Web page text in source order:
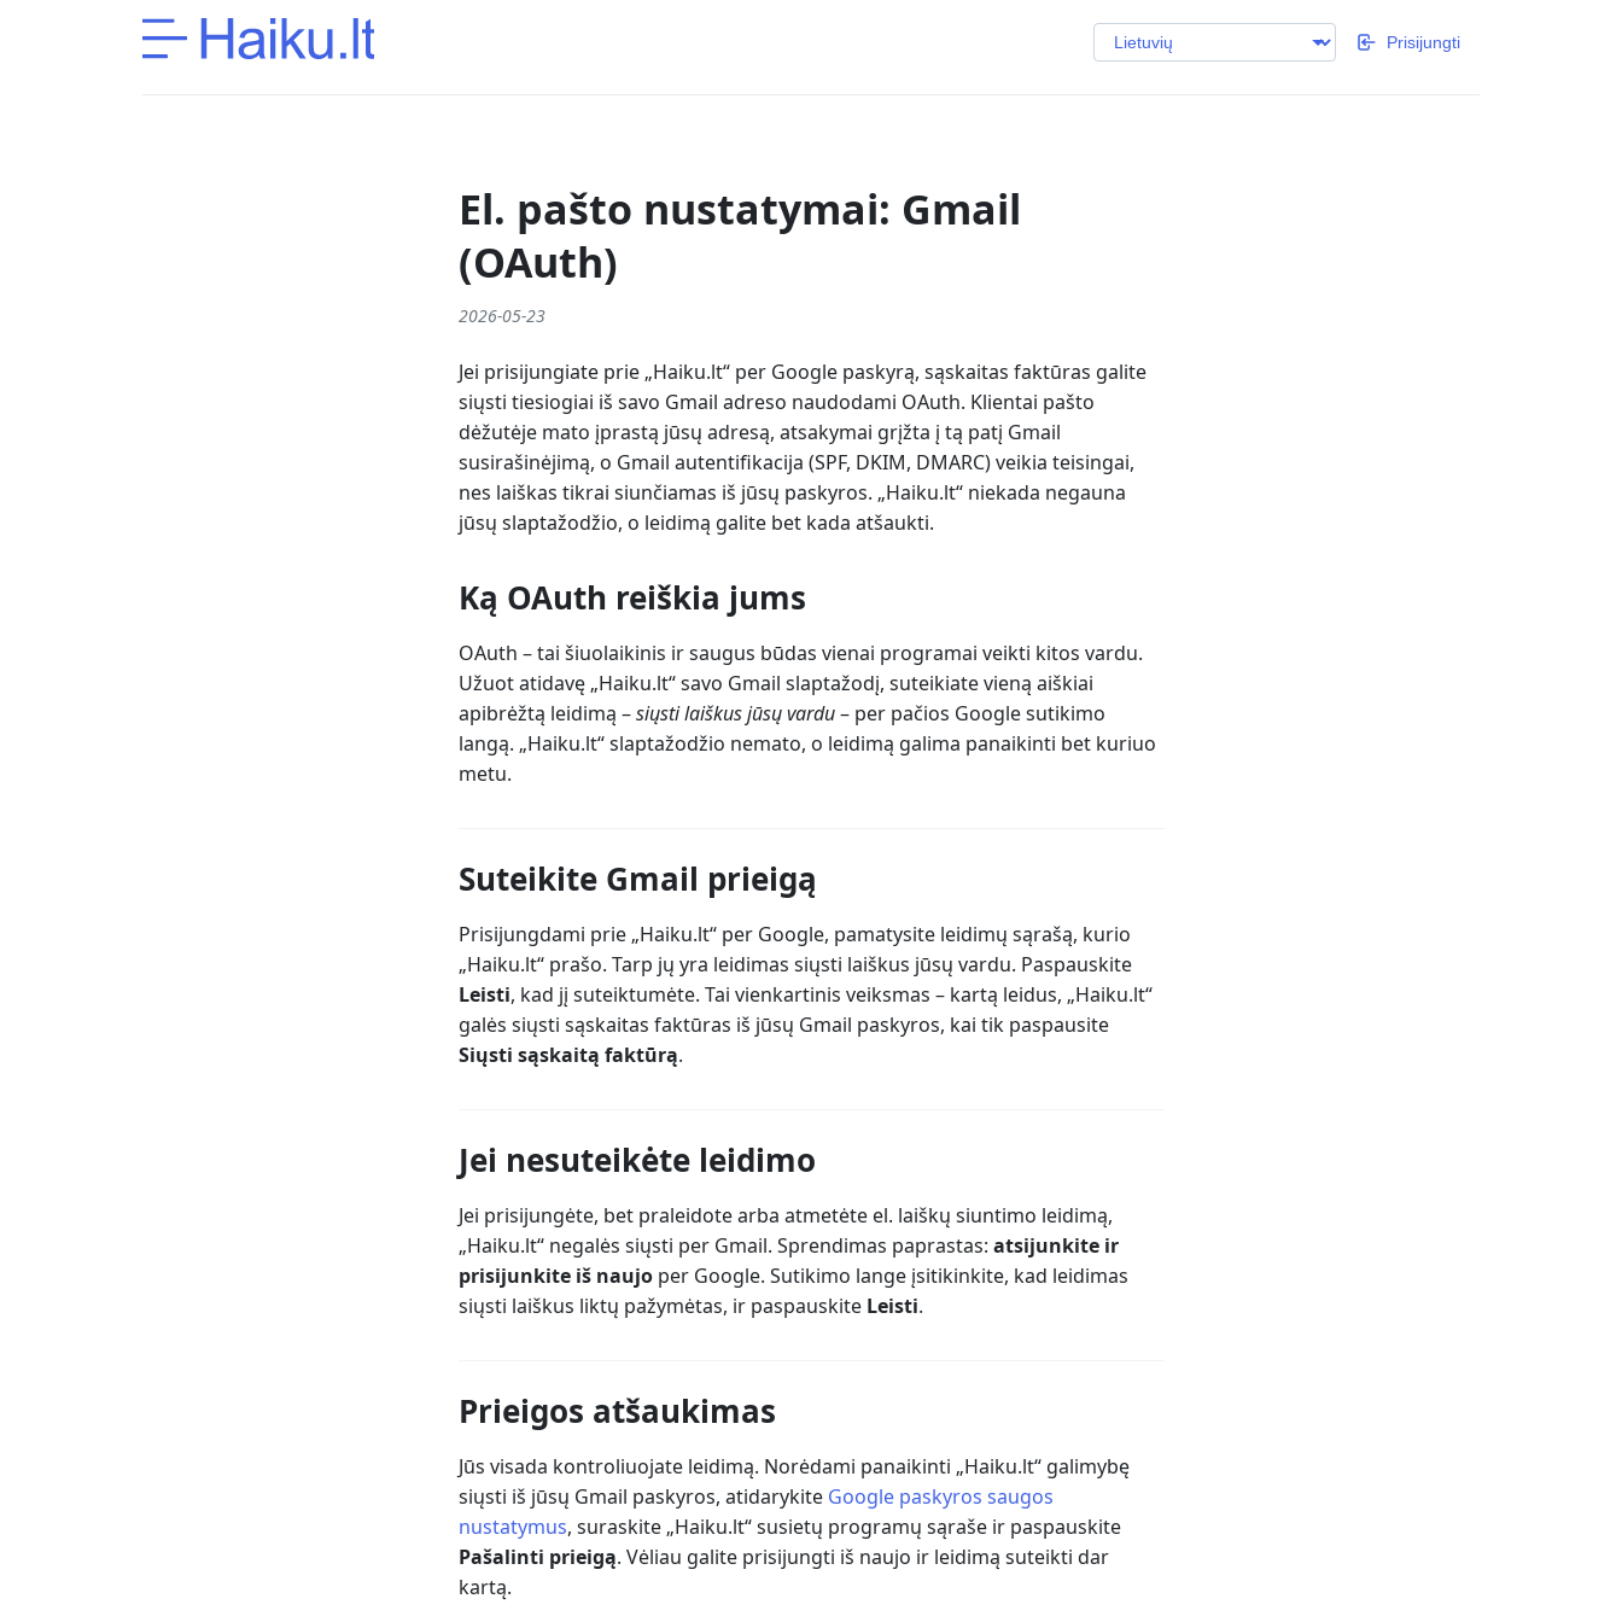
Prisijungti
El. pašto nustatymai: Gmail
(OAuth)
2026-05-23
Jei prisijungiate prie „Haiku.lt“ per Google paskyrą, sąskaitas faktūras galite
siųsti tiesiogiai iš savo Gmail adreso naudodami OAuth. Klientai pašto
dėžutėje mato įprastą jūsų adresą, atsakymai grįžta į tą patį Gmail
susirašinėjimą, o Gmail autentifikacija (SPF, DKIM, DMARC) veikia teisingai,
nes laiškas tikrai siunčiamas iš jūsų paskyros. „Haiku.lt“ niekada negauna
jūsų slaptažodžio, o leidimą galite bet kada atšaukti.
Ką OAuth reiškia jums
OAuth – tai šiuolaikinis ir saugus būdas vienai programai veikti kitos vardu.
Užuot atidavę „Haiku.lt“ savo Gmail slaptažodį, suteikiate vieną aiškiai
apibrėžtą leidimą –siųsti laiškus jūsų vardu– per pačios Google sutikimo
langą. „Haiku.lt“ slaptažodžio nemato, o leidimą galima panaikinti bet kuriuo
metu.
Suteikite Gmail prieigą
Prisijungdami prie „Haiku.lt“ per Google, pamatysite leidimų sąrašą, kurio
„Haiku.lt“ prašo. Tarp jų yra leidimas siųsti laiškus jūsų vardu. Paspauskite
Leisti, kad jį suteiktumėte. Tai vienkartinis veiksmas – kartą leidus, „Haiku.lt“
galės siųsti sąskaitas faktūras iš jūsų Gmail paskyros, kai tik paspausite
Siųsti sąskaitą faktūrą.
Jei nesuteikėte leidimo
Jei prisijungėte, bet praleidote arba atmetėte el. laiškų siuntimo leidimą,
„Haiku.lt“ negalės siųsti per Gmail. Sprendimas paprastas: atsijunkite ir
prisijunkite iš naujoper Google. Sutikimo lange įsitikinkite, kad leidimas
siųsti laiškus liktų pažymėtas, ir paspauskite Leisti.
Prieigos atšaukimas
Jūs visada kontroliuojate leidimą. Norėdami panaikinti „Haiku.lt“ galimybę
siųsti iš jūsų Gmail paskyros, atidarykite Google paskyros saugos
nustatymus, suraskite „Haiku.lt“ susietų programų sąraše ir paspauskite
Pašalinti prieigą. Vėliau galite prisijungti iš naujo ir leidimą suteikti dar
kartą.